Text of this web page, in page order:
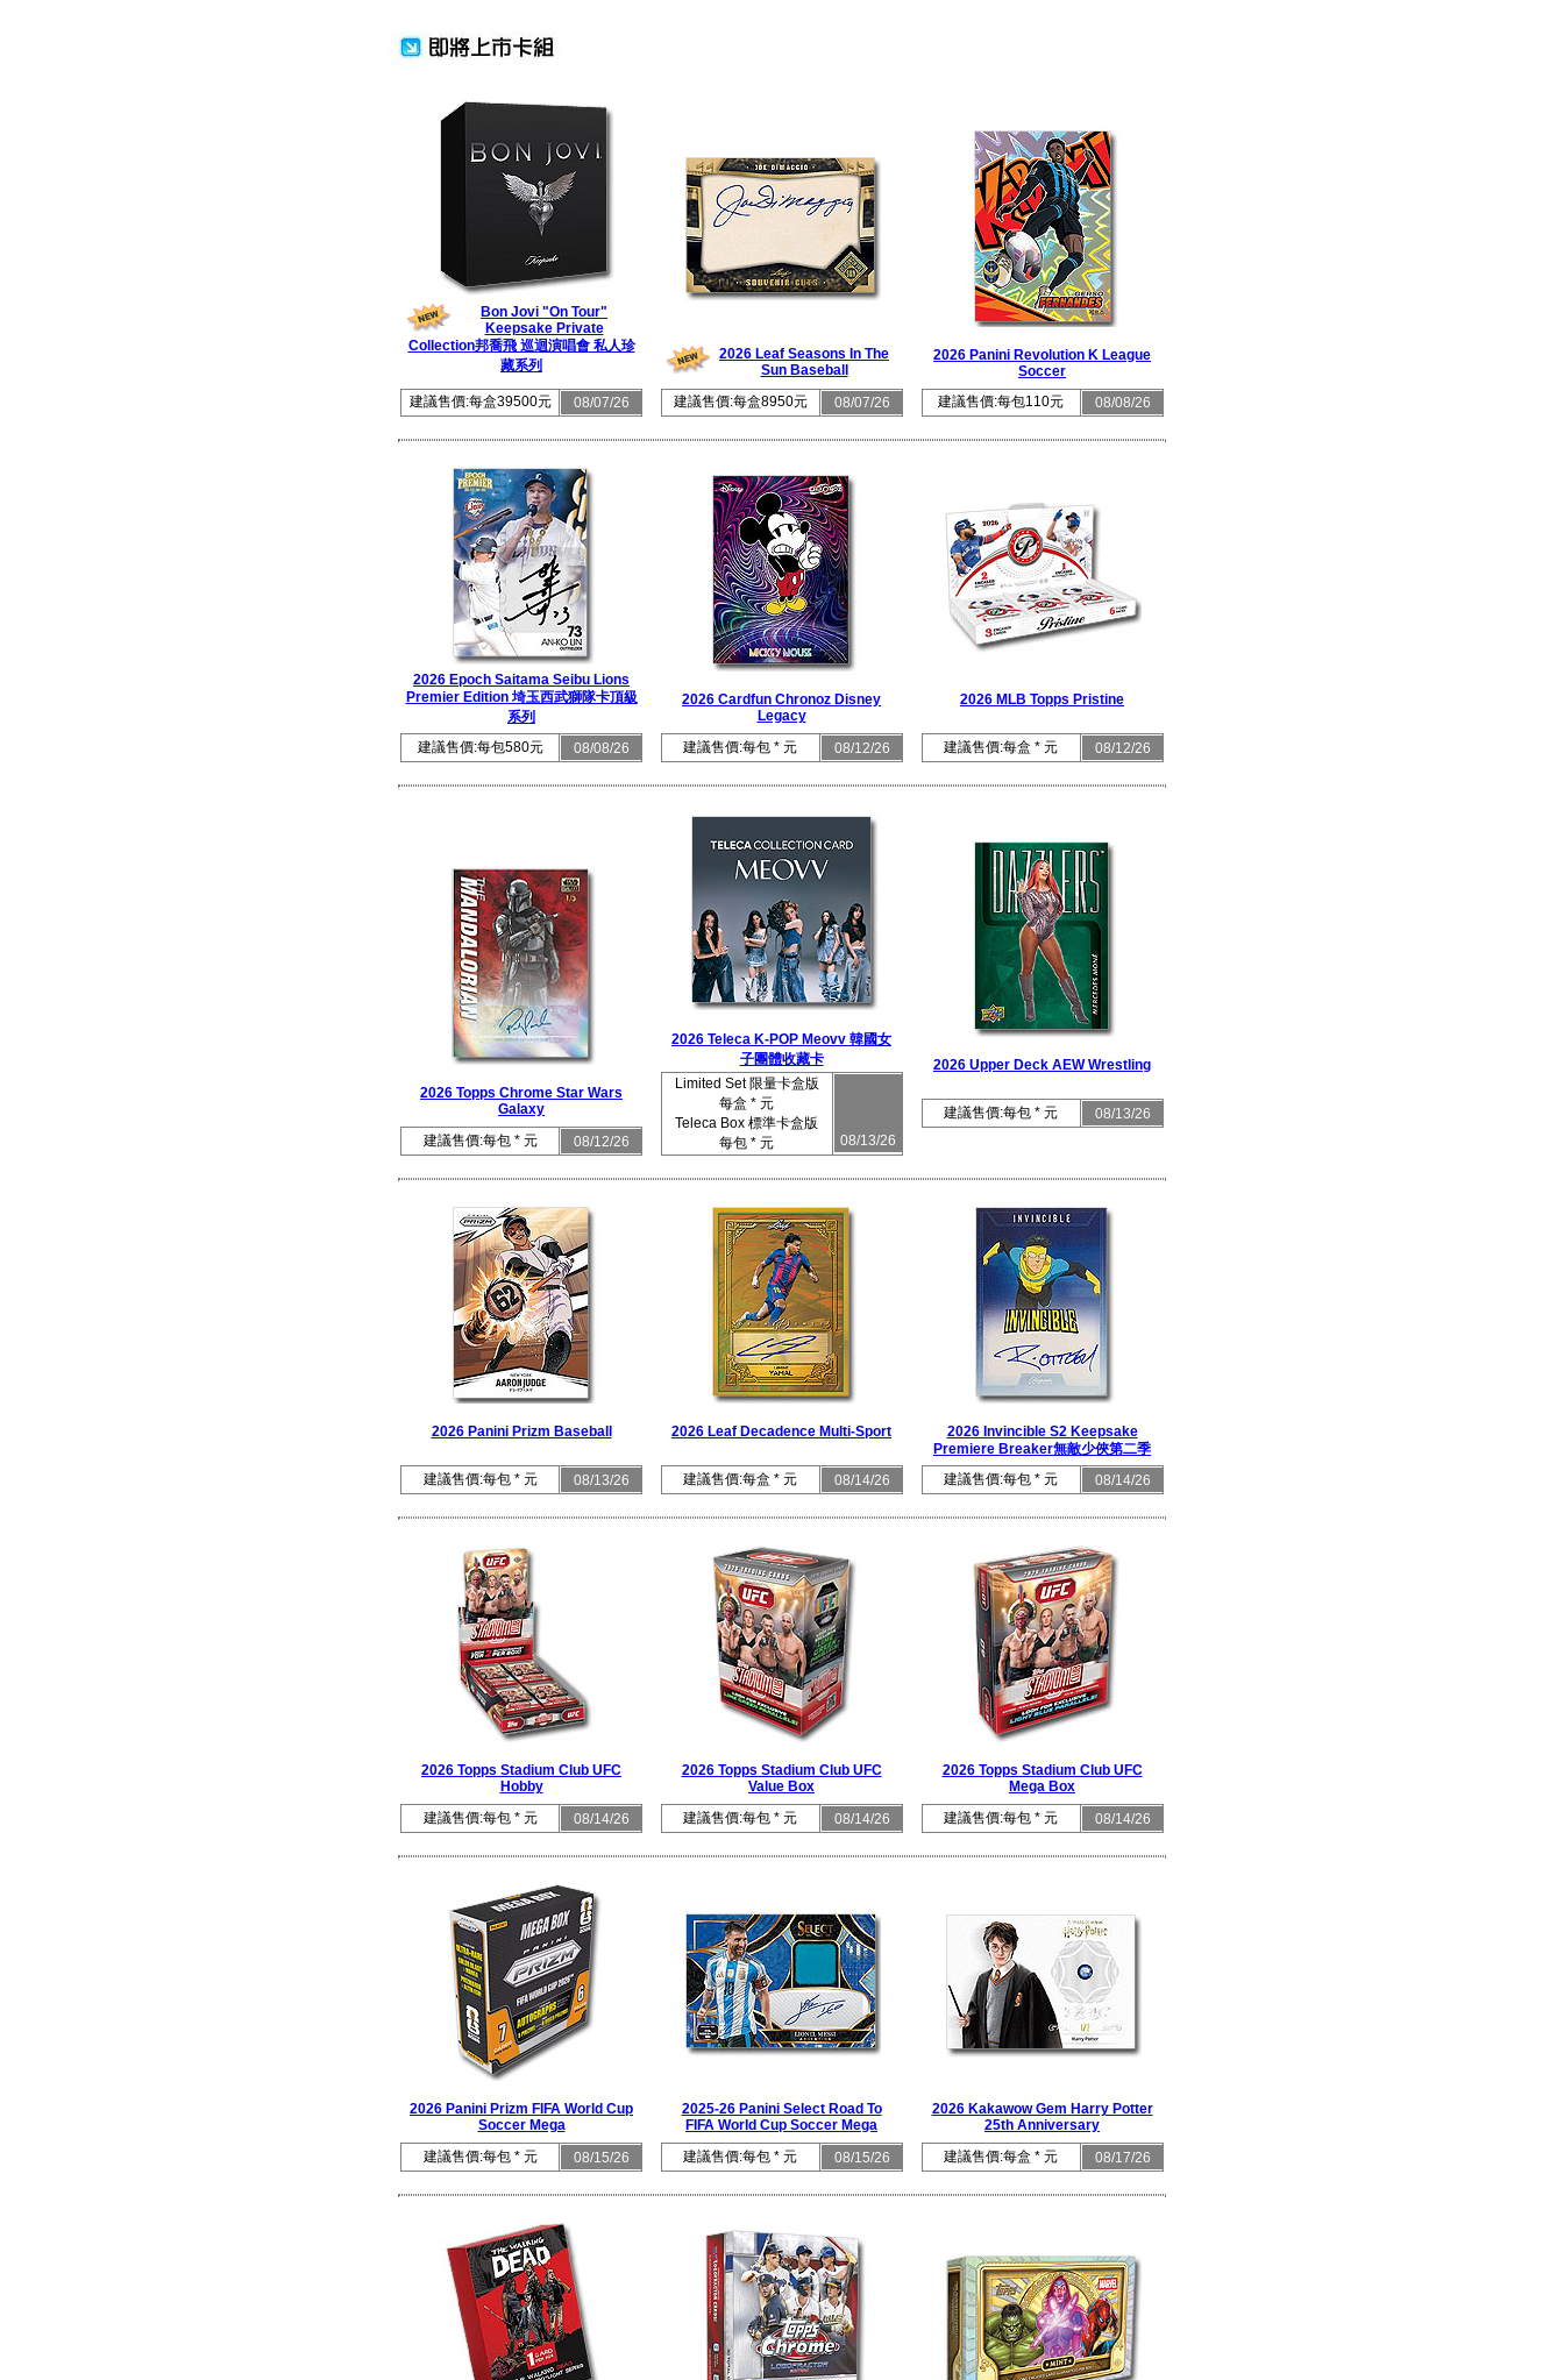
Bon Jovi "On Tour"
Keepsake Private
Collection邦喬飛 巡迴演唱會 私人珍
藏系列
建議售價:每盒39500元 08/07/26
2026 Leaf Seasons In The
Sun Baseball
建議售價:每盒8950元
08/07/26
2026 Panini Revolution K League
Soccer
建議售價:每包110元
08/08/26
2026 Epoch Saitama Seibu Lions
Premier Edition 埼玉西武獅隊卡頂級
系列
建議售價:每包580元
08/08/26
2026 Cardfun Chronoz Disney
Legacy
建議售價:每包 * 元
08/12/26
2026 MLB Topps Pristine
建議售價:每盒 * 元 08/12/26
2026 Topps Chrome Star Wars
Galaxy
建議售價:每包 * 元
08/12/26
2026 Teleca K-POP Meovv 韓國女
子團體收藏卡
Limited Set 限量卡盒版
每盒 * 元
Teleca Box 標準卡盒版
每包 * 元
08/13/26
2026 Upper Deck AEW Wrestling
建議售價:每包 * 元 08/13/26
2026 Panini Prizm Baseball
建議售價:每包 * 元 08/13/26
2026 Leaf Decadence Multi-Sport
建議售價:每盒 * 元 08/14/26
2026 Invincible S2 Keepsake
Premiere Breaker無敵少俠第二季
建議售價:每包 * 元
08/14/26
2026 Topps Stadium Club UFC
Hobby
建議售價:每包 * 元
08/14/26
2026 Topps Stadium Club UFC
Value Box
建議售價:每包 * 元
08/14/26
2026 Topps Stadium Club UFC
Mega Box
建議售價:每包 * 元
08/14/26
2026 Panini Prizm FIFA World Cup
Soccer Mega
建議售價:每包 * 元
08/15/26
2025-26 Panini Select Road To
FIFA World Cup Soccer Mega
建議售價:每包 * 元
08/15/26
2026 Kakawow Gem Harry Potter
25th Anniversary
建議售價:每盒 * 元
08/17/26